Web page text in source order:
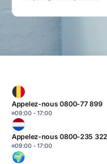
Appelez-nous 0800-77 899
09:00 - 17:00
Appelez-nous 0800-235
09:00 - 17:00